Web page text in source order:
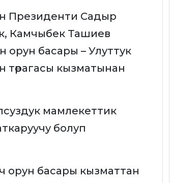
Президенти Садыр
Камчыбек Ташиев
орун басары – Улуттук
төрагасы кызматынан
мамлекеттик
болуп
орун басары кызматтан